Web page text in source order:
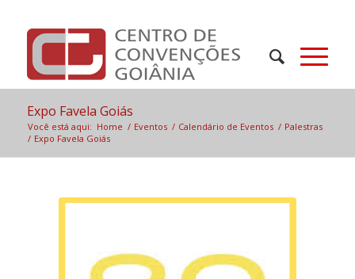
Expo Favela Goiás
Você está aqui: Home / Eventos / Calendário de Eventos / Palestras
/ Expo Favela Goiás